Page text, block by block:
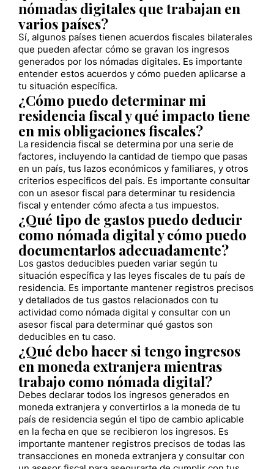
nómadas digitales que trabajan en
varios países?
Sí, algunos países tienen acuerdos fiscales bilaterales
que pueden afectar cómo se gravan los ingresos
generados por los nómadas digitales. Es importante
entender estos acuerdos y cómo pueden aplicarse a
tu situación específica.
¿Cómo puedo determinar mi
residencia fiscal y qué impacto tiene
en mis obligaciones fiscales?
La residencia fiscal se determina por una serie de
factores, incluyendo la cantidad de tiempo que pasas
en un país, tus lazos económicos y familiares, y otros
criterios específicos del país. Es importante consultar
con un asesor fiscal para determinar tu residencia
fiscal y entender cómo afecta a tus impuestos.
¿Qué tipo de gastos puedo deducir
como nómada digital y cómo puedo
documentarlos adecuadamente?
Los gastos deducibles pueden variar según tu
situación específica y las leyes fiscales de tu país de
residencia. Es importante mantener registros precisos
y detallados de tus gastos relacionados con tu
actividad como nómada digital y consultar con un
asesor fiscal para determinar qué gastos son
deducibles en tu caso.
¿Qué debo hacer si tengo ingresos
en moneda extranjera mientras
trabajo como nómada digital?
Debes declarar todos los ingresos generados en
moneda extranjera y convertirlos a la moneda de tu
país de residencia según el tipo de cambio aplicable
en la fecha en que se recibieron los ingresos. Es
importante mantener registros precisos de todas las
transacciones en moneda extranjera y consultar con